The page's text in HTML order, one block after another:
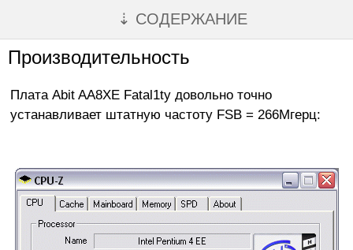
⇣ СОДЕРЖАНИЕ
Производительность
Плата Abit AA8XE Fatal1ty довольно точно
устанавливает штатную частоту FSB = 266Мгерц: